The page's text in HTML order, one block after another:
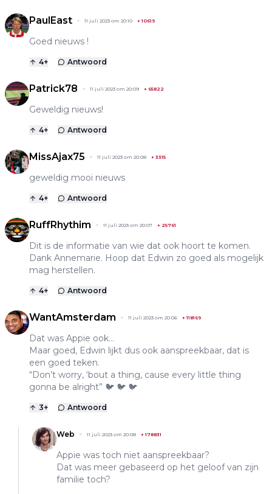
PaulEast 11 juli 2023 om 20:10 +10619
Goed nieuws !
4+ Antwoord
Patrick78 11 juli 2023 om 20:09 + 65822
Geweldig nieuws!
4+ Antwoord
MissAjax75 11 juli 2023 om 20:08 + 3315
geweldig mooi nieuws
4+ Antwoord
RuffRhythim 11 juli 2023 om 20:07 + 25761
Dit is de informatie van wie dat ook hoort te komen.
Dank Annemarie. Hoop dat Edwin zo goed als mogelijk
mag herstellen.
4+ Antwoord
WantAmsterdam 11 juli 2023 om 20:06 +118169
Dat was Appie ook…
Maar goed, Edwin lijkt dus ook aanspreekbaar, dat is
een goed teken.
“Don’t worry, ‘bout a thing, cause every little thing
gonna be alright” 🐦 🐦 🐦
3+ Antwoord
Web 11 juli 2023 om 20:08 +178831
Appie was toch niet aanspreekbaar?
Dat was meer gebaseerd op het geloof van zijn
familie toch?